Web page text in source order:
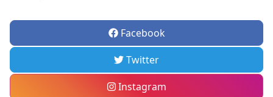
Facebook
Twitter
Instagram